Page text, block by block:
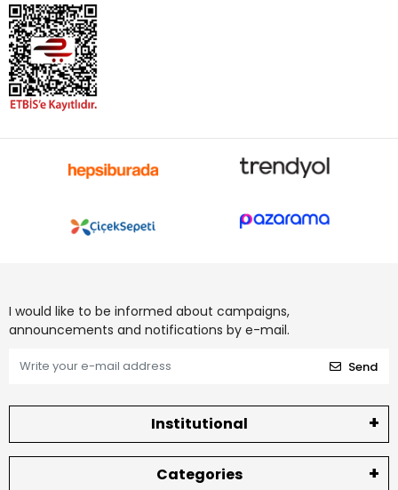
I would like to be informed about campaigns,
announcements and notifications by e-mail.
Send
Institutional
Categories